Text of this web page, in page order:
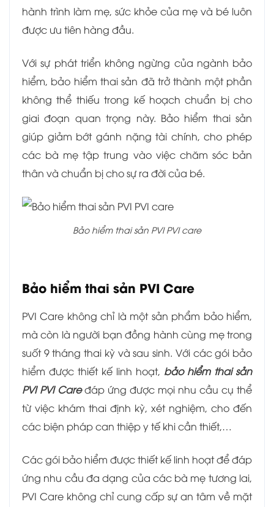
hành trình làm mẹ, sức khỏe của mẹ và bé luôn
được ưu tiên hàng đầu.
Với sự phát triển không ngừng của ngành bảo
hiểm, bảo hiểm thai sản đã trở thành một phần
không thể thiếu trong kế hoạch chuẩn bị cho
giai đoạn quan trọng này. Bảo hiểm thai sản
giúp giảm bớt gánh nặng tài chính, cho phép
các bà mẹ tập trung vào việc chăm sóc bản
thân và chuẩn bị cho sự ra đời của bé.
Bảo hiểm thai sản PVI PVI care
Bảo hiểm thai sản PVI Care
PVI Care không chỉ là một sản phẩm bảo hiểm,
mà còn là người bạn đồng hành cùng mẹ trong
suốt 9 tháng thai kỳ và sau sinh. Với các gói bảo
hiểm được thiết kế linh hoạt, bảo hiểm thai sản
PVI PVI Caređáp ứng được mọi nhu cầu cụ thể
từ việc khám thai định kỳ, xét nghiệm, cho đến
các biện pháp can thiệp y tế khi cần thiết,…
Các gói bảo hiểm được thiết kế linh hoạt để đáp
ứng nhu cầu đa dạng của các bà mẹ tương lai,
PVI Care không chỉ cung cấp sự an tâm về mặt